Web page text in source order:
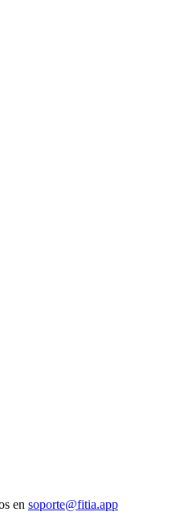
en soporte@fitia.app